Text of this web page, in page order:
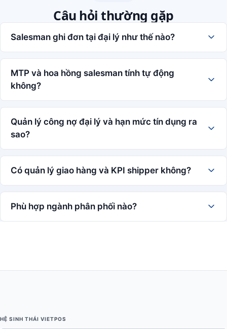
Câu hỏi thường gặp
Salesman ghi đơn tại đại lý như thế nào?
MTP và hoa hồng salesman tính tự động
không?
Quản lý công nợ đại lý và hạn mức tín dụng ra
sao?
Có quản lý giao hàng và KPI shipper không?
Phù hợp ngành phân phối nào?
HỆ SINH THÁI VIETPOS